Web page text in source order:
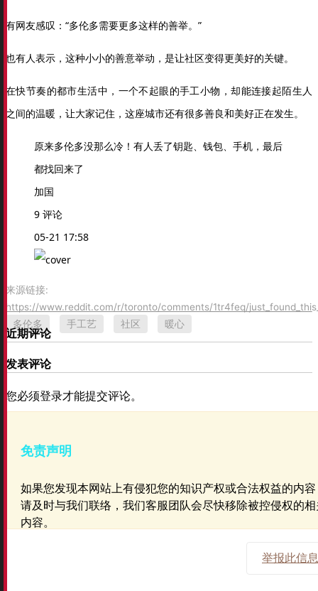
有网友感叹：“多伦多需要更多这样的善举。”
也有人表示，这种小小的善意举动，是让社区变得更美好的关键。
在快节奏的都市生活中，一个不起眼的手工小物，却能连接起陌生人
之间的温暖，让大家记住，这座城市还有很多善良和美好正在发生。
原来多伦多没那么冷！有人丢了钥匙、钱包、手机，最后
都找回来了
加国
9 评论
05-21 17:58
来源链接:
https://www.reddit.com/r/toronto/comments/1tr4feq/
多伦多
手工艺 社区 暖心
近期评论
发表评论
您必须登录才能提交评论。
免责声明
如果您发现本网站上有侵犯您的知识产权或合法权益的内
请及时与我们联络，我们客服团队会尽快移除被控侵权的
内容。
举报此信息